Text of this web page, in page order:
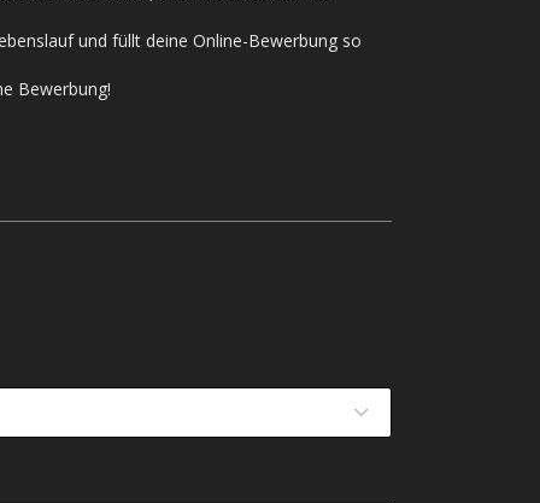
und füllt deine Online-Bewerbung so
Bewerbung!